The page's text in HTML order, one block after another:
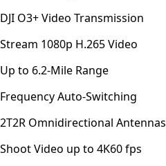
DJI O3+ Video Transmission
Stream 1080p H.265 Video
Up to 6.2-Mile Range
Frequency Auto-Switching
2T2R Omnidirectional Antennas
Shoot Video up to 4K60 fps